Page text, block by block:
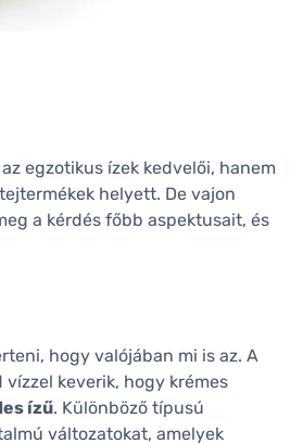
egzotikus ízek kedvelői, hanem
helyett. De vajon
a kérdés főbb aspektusait, és
hogy valójában mi is az. A
keverik, hogy krémes
ízű. Különböző típusú
változatokat, amelyek